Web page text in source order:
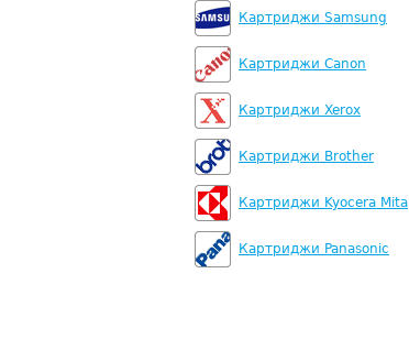
Картриджи Samsung
Картриджи Canon
Картриджи Xerox
Картриджи Brother
Картриджи Kyocera Mita
Картриджи Panasonic